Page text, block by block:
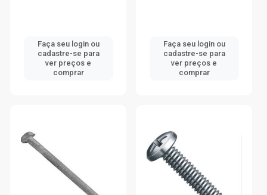
Faça seu login ou
cadastre-se para
ver preços e
comprar
Faça seu login ou
cadastre-se para
ver preços e
comprar